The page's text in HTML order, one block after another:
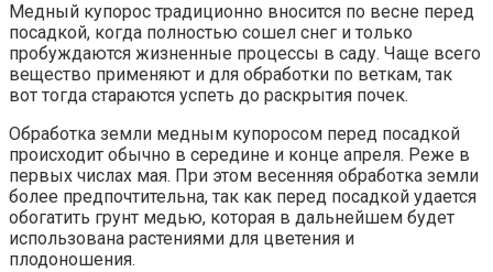
Медный купорос традиционно вносится по весне перед
посадкой, когда полностью сошел снег и только
пробуждаются жизненные процессы в саду. Чаще всего
вещество применяют и для обработки по веткам, так
вот тогда стараются успеть до раскрытия почек.
Обработка земли медным купоросом перед посадкой
происходит обычно в середине и конце апреля. Реже в
первых числах мая. При этом весенняя обработка земли
более предпочтительна, так как перед посадкой удается
обогатить грунт медью, которая в дальнейшем будет
использована растениями для цветения и
плодоношения.